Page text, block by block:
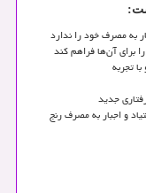
:
به مصرف خود را ندارد
را برای آن‌ها فراهم کند
تجربه
جدید
و اجبار به مصرف رنج